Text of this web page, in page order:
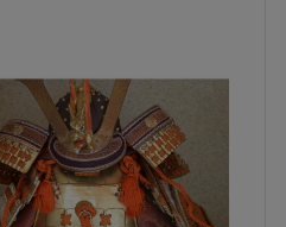
YOROI KABUTO